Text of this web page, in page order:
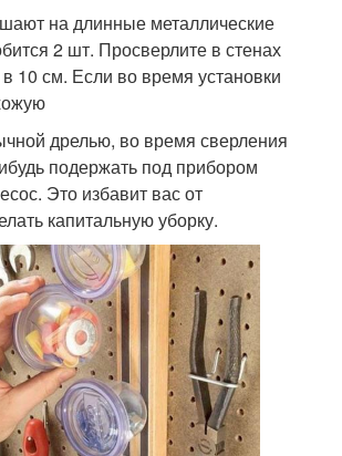
на длинные металлические
2 шт. Просверлите в стенах
10 см. Если во время установки
дрелью, во время сверления
подержать под прибором
Это избавит вас от
капитальную уборку.